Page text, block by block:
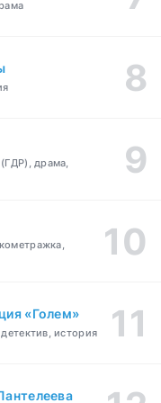
драма,
«Голем»
история